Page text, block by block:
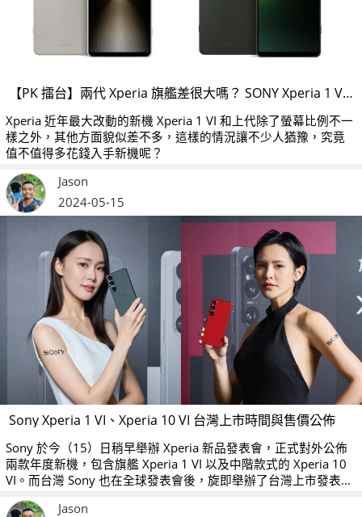
【PK 擂台】兩代 Xperia 旗艦差很大嗎？ SONY Xperia 1 VI V.S. SONY Xperia 1 V
Xperia 近年最大改動的新機 Xperia 1 VI 和上代除了螢幕比例不一
樣之外，其他方面貌似差不多，這樣的情況讓不少人猶豫，究竟
值不值得多花錢入手新機呢？
Jason
2024-05-15
Sony Xperia 1 VI、Xperia 10 VI 台灣上市時間與售價公佈
Sony 於今（15）日稍早舉辦 Xperia 新品發表會，正式對外公佈
兩款年度新機，包含旗艦 Xperia 1 VI 以及中階款式的 Xperia 10
VI。而台灣 Sony 也在全球發表會後，旋即舉辦了台灣上市發表
會，並宣佈了兩款手機的上市時間以及售價。
Jason